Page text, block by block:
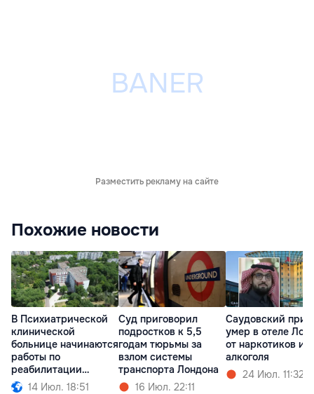
Разместить рекламу на сайте
Похожие новости
В Психиатрической
клинической
больнице начинаются
работы по
реабилитации
корпусов
14 Июл. 18:51
Суд приговорил
подростков к 5,5
годам тюрьмы за
взлом системы
транспорта Лондона
16 Июл. 22:11
Саудовский
умер в отеле
от наркотиков и
алкоголя
24 Июл. 11:32